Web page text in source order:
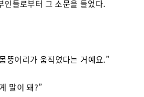
들로부터 그 소문을 들었다.
뚱어리가 움직였다는 거예요.”
말이 돼?”